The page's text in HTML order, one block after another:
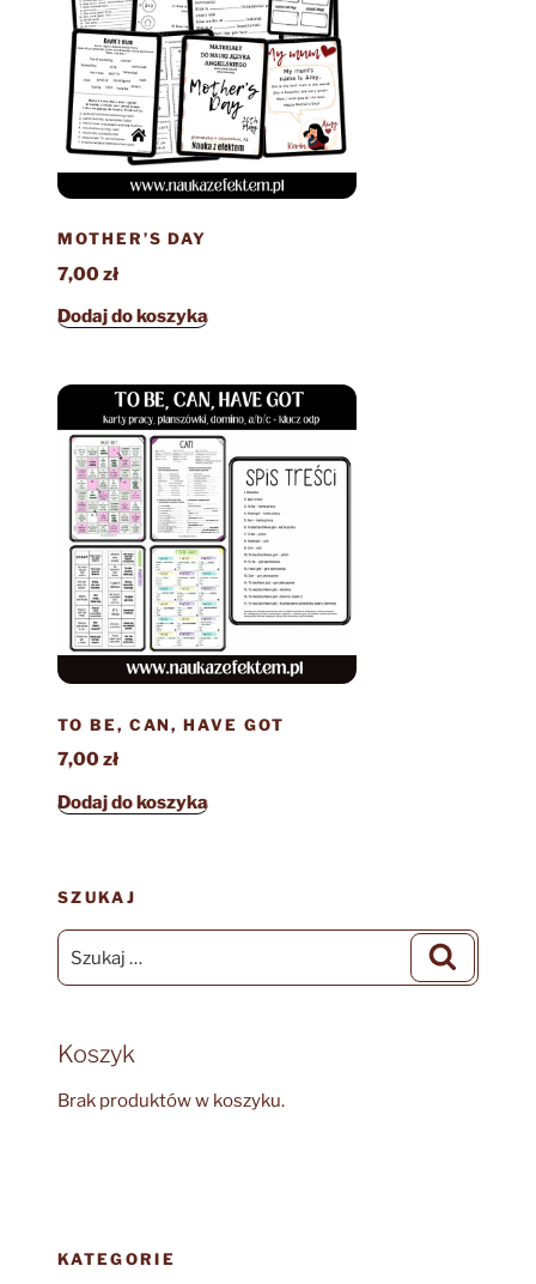
MOTHER’S DAY
7,00zł
Dodaj do koszyka
TO BE, CAN, HAVE GOT
7,00zł
Dodaj do koszyka
SZUKAJ
Szukaj:
Koszyk
Brak produktów w koszyku.
KATEGORIE